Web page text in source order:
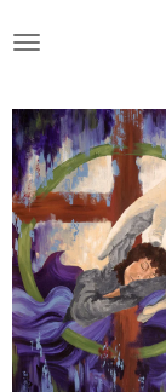
direct
de
hoofdinhoud